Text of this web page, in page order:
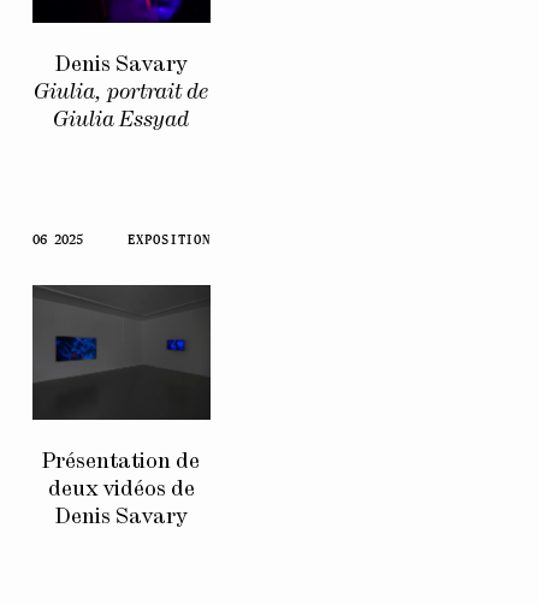
Denis Savary
Giulia, portrait de
Giulia Essyad
06 2025 EXPOSITION
Présentation de
deux vidéos de
Denis Savary